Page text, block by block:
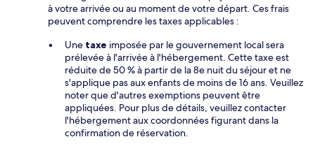
à votre arrivée ou au moment de votre départ. Ces frais
peuvent comprendre les taxes applicables :
Une taxe imposée par le gouvernement local sera
prélevée à l'arrivée à l'hébergement. Cette taxe est
réduite de 50 % à partir de la 8e nuit du séjour et ne
s'applique pas aux enfants de moins de 16 ans. Veuillez
noter que d'autres exemptions peuvent être
appliquées. Pour plus de détails, veuillez contacter
l'hébergement aux coordonnées figurant dans la
confirmation de réservation.